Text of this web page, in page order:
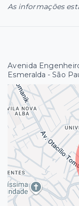
As informações
Avenida
Esmeralda - São